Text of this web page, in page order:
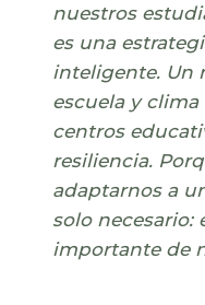
nuestros
es una
inteligente. Un
escuela y
centros
resiliencia.
adaptarnos a
solo necesario:
importante de